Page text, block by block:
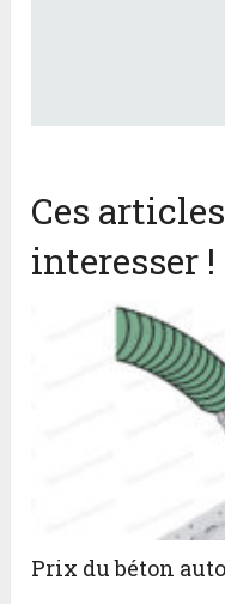
Ces
interesser !
Prix du béton